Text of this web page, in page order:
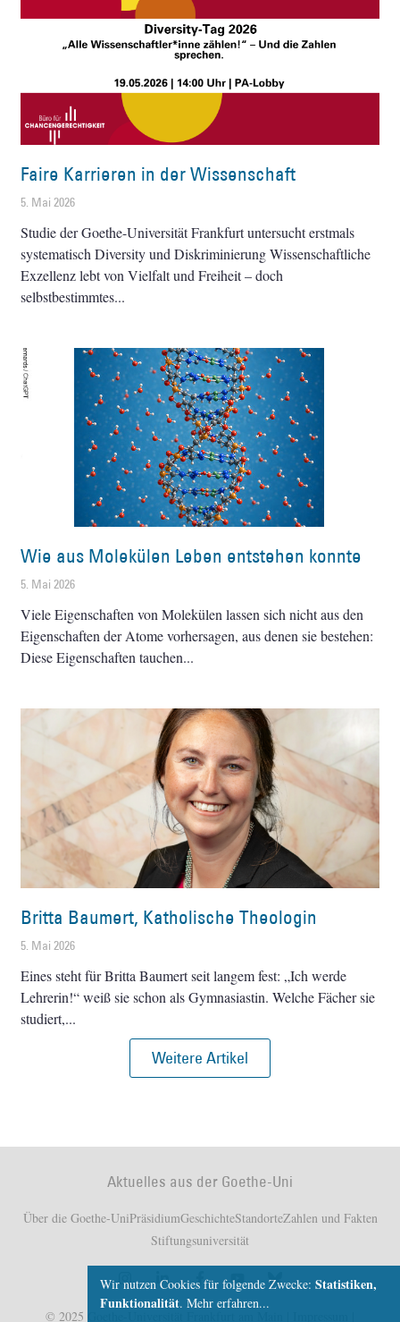
Faire Karrieren in der Wissenschaft
5. Mai 2026
Studie der Goethe-Universität Frankfurt untersucht erstmals
systematisch Diversity und Diskriminierung Wissenschaftliche
Exzellenz lebt von Vielfalt und Freiheit – doch
selbstbestimmtes
Wie aus Molekülen Leben entstehen konnte
5. Mai 2026
Viele Eigenschaften von Molekülen lassen sich nicht aus den
Eigenschaften der Atome vorhersagen, aus denen sie bestehen:
Diese Eigenschaften tauchen
Britta Baumert, Katholische Theologin
5. Mai 2026
Eines steht für Britta Baumert seit langem fest: „Ich werde
Lehrerin!“ weiß sie schon als Gymnasiastin. Welche Fächer sie
studiert,
Weitere Artikel
Aktuelles aus der Goethe-Uni
Über die Goethe-UniPräsidiumGeschichteStandorteZahlen und Fakten
Stiftungsuniversität
© 2025 Goethe-Universität Frankfurt am Main |
Wir nutzen Cookies für folgende Zwecke: Statistiken,
Funktionalität. Mehr erfahren...